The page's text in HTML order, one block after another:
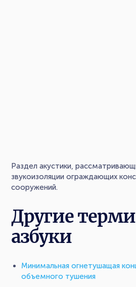
Раздел акустики,
звукоизоляции ограждающих
сооружений.
Другие
азбуки
Минимальная огнетушащая
объемного тушения